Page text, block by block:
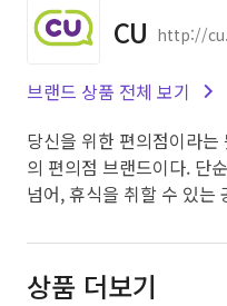
CU http://
브랜드 상품 전체 보기
당신을 위한 편의점이라
의 편의점 브랜드이다. 단
넘어, 휴식을 취할 수 있는
상품 더보기